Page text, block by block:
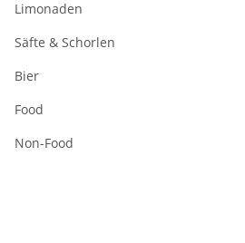
Limonaden
Säfte & Schorlen
Bier
Food
Non-Food